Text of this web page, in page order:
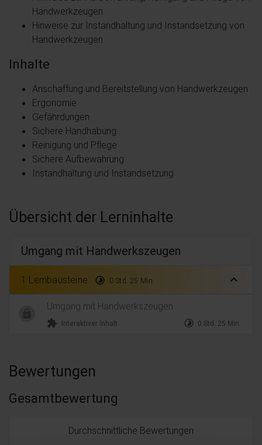
Handwerkzeugen
Hinweise zur Instandhaltung und Instandsetzung von
Handwerkzeugen
Inhalte
Anschaffung und Bereitstellung von Handwerkzeugen
Ergonomie
Gefährdungen
Sichere Handhabung
Reinigung und Pflege
Sichere Aufbewahrung
Instandhaltung und Instandsetzung
Übersicht der Lerninhalte
Umgang mit Handwerkszeugen
1 Lernbausteine timelapse 0 Std. 25 Min. expand_less
Umgang mit Handwerkszeugen
extension Interaktiver Inhalt timelapse 0 Std. 25 Min.
Bewertungen
Gesamtbewertung
Durchschnittliche Bewertungen